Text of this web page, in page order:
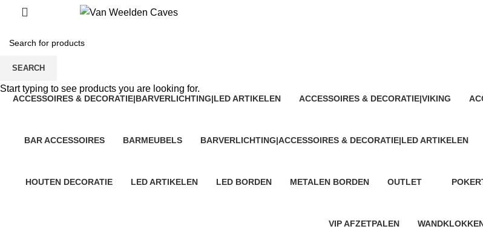
ACCESSOIRES & DECORATIE|BARVERLICHTING|LED ARTIKELEN
ACCESSOIRES & DECORATIE|VIKING
BAR ACCESSOIRES
BARMEUBELS
BARVERLICHTING|ACCESSOIRES & DECORATIE|LED ARTIKELEN
HOUTEN DECORATIE
LED ARTIKELEN
LED BORDEN
METALEN BORDEN
OUTLET
VIP AFZETPALEN
SEARCH
Start typing to see products you are looking for.